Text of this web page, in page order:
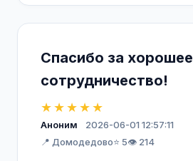
Спасибо за хорошее
сотрудничество!
★★★★★
Аноним
2026-06-01 12:57:11
📍 Домодедово⭐ 5👁️ 214